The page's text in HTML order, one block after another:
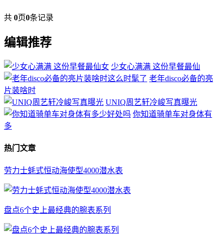
共 0页0条记录
编辑推荐
少女心满满 这份早餐最仙
老年disco必备的亮
片装啥时
UNIQ周艺轩冷峻写真曝光
你知道骑单车对身体有
多
热门文章
劳力士蚝式恒动海使型4000潜水表
盘点6个史上最经典的腕表系列